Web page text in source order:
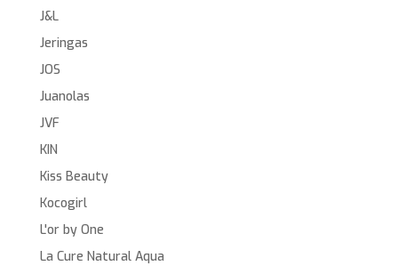
J&L
Jeringas
JOS
Juanolas
JVF
KIN
Kiss Beauty
Kocogirl
L'or by One
La Cure Natural Aqua